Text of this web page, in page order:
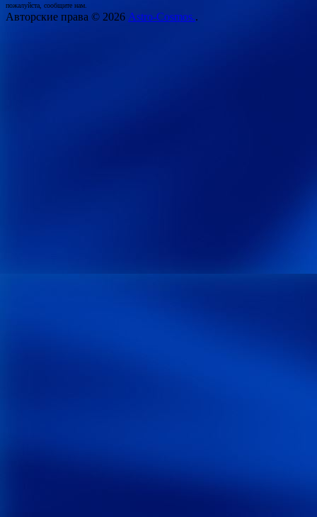
пожалуйста, сообщите нам.
Авторские права © 2026 Astro-Cosmos..